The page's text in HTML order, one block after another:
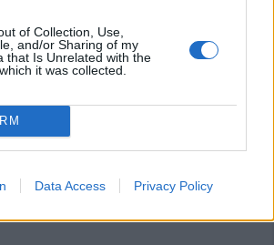
of Collection, Use,
and/or Sharing of my
that Is Unrelated with the
it was collected.
Data Access Privacy Policy
autonoma e indipendente. I messaggi inclusi nei
pubblicati senza filtro preventivo. I commenti
a siti esterni verranno rimossi in automatico dal